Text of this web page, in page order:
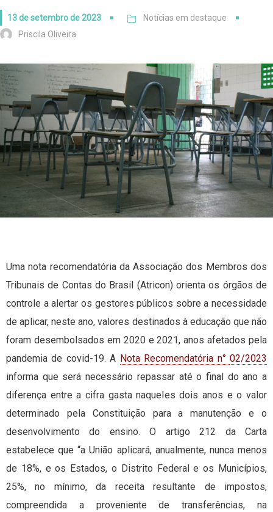
13 de setembro de 2023
Notícias em destaque
Priscila Oliveira
Uma nota recomendatória da Associação dos Membros dos
Tribunais de Contas do Brasil (Atricon) orienta os órgãos de
controle a alertar os gestores públicos sobre a necessidade
de aplicar, neste ano, valores destinados à educação que não
foram desembolsados em 2020 e 2021, anos afetados pela
pandemia de covid-19. A Nota Recomendatória n°02/2023
informa que será necessário repassar até o final do ano a
diferença entre a cifra gasta naqueles dois anos e o valor
determinado pela Constituição para a manutenção e o
desenvolvimento do ensino. O artigo 212 da Carta
estabelece que “a União aplicará, anualmente, nunca menos
de 18%, e os Estados, o Distrito Federal e os Municípios,
25%, no mínimo, da receita resultante de impostos,
compreendida a proveniente de transferências, na